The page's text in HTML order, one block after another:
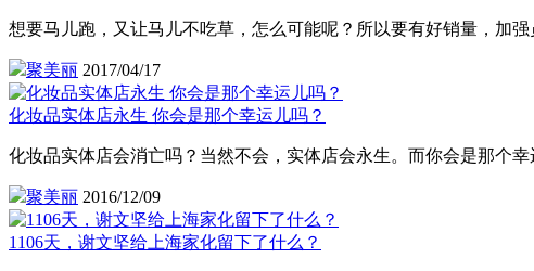
想要马儿跑，又让马儿不吃草，怎么可能呢？所以要有好销量，加强
聚美丽 2017/04/17
化妆品实体店永生 你会是那个幸运儿吗？
化妆品实体店会消亡吗？当然不会，实体店会永生。而你会是那个幸
聚美丽 2016/12/09
1106天，谢文坚给上海家化留下了什么？